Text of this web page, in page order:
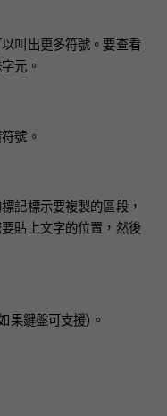
叫出更多符號。要查看
元。
號。
記標示要複製的區段，
貼上文字的位置，然後
果鍵盤可支援)。